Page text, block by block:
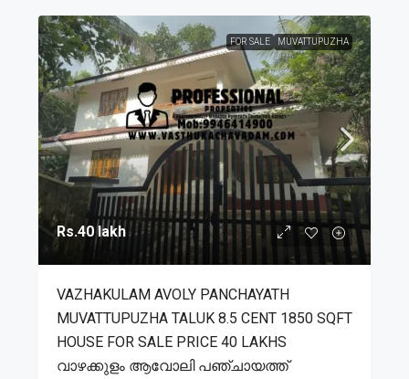
FOR SALE MUVATTUPUZHA
Rs.40 lakh
VAZHAKULAM AVOLY PANCHAYATH
MUVATTUPUZHA TALUK 8.5 CENT 1850 SQFT
HOUSE FOR SALE PRICE 40 LAKHS
വാഴക്കുളം ആവോലി പഞ്ചായത്ത്